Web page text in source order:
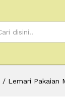
/ Lemari Pakaian